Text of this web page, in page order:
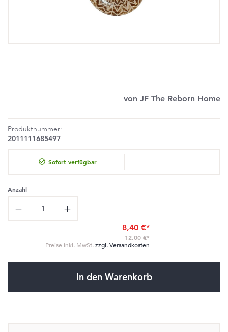
von JF The Reborn Home
Produktnummer:
2011111685497
Sofort verfügbar
Anzahl
Produkt Anzahl: Gib den gewünschten Wert ein oder benutze die
8,40 €*
12,00 €*
Preise inkl. MwSt. zzgl. Versandkosten
In den Warenkorb